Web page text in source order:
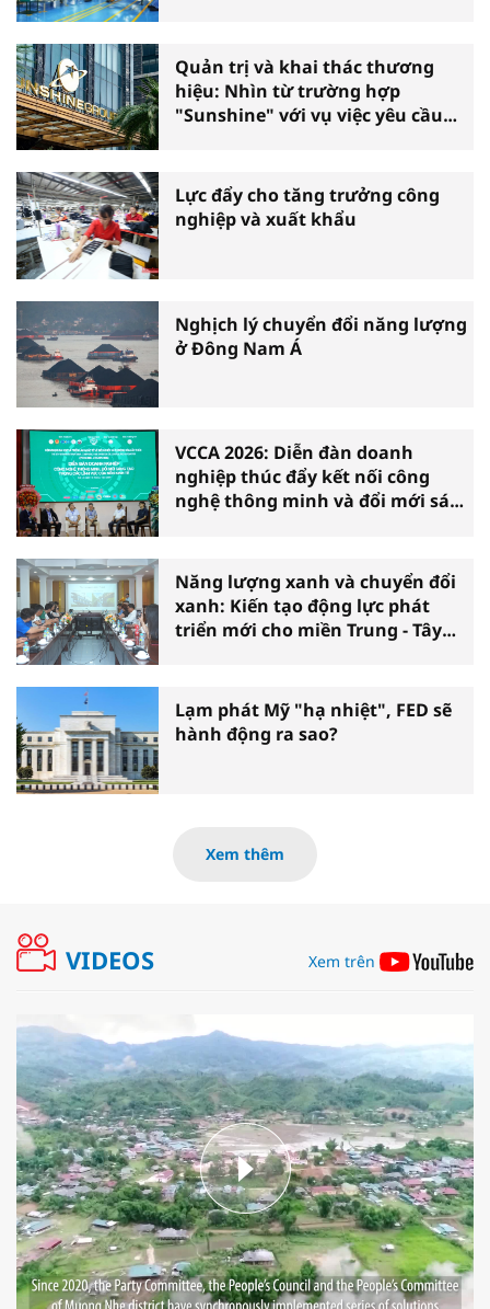
Quản trị và khai thác thương
hiệu: Nhìn từ trường hợp
"Sunshine" với vụ việc yêu cầu
Lực đẩy cho tăng trưởng công
nghiệp và xuất khẩu
Nghịch lý chuyển đổi năng lượng
ở Đông Nam Á
VCCA 2026: Diễn đàn doanh
nghiệp thúc đẩy kết nối công
nghệ thông minh và đổi mới sáng
Năng lượng xanh và chuyển đổi
xanh: Kiến tạo động lực phát
triển mới cho miền Trung - Tây
Lạm phát Mỹ "hạ nhiệt", FED sẽ
hành động ra sao?
Xem thêm
VIDEOS Xem trên